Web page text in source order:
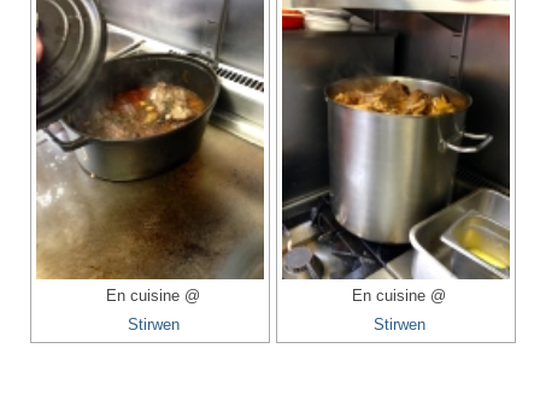
En cuisine @
Stirwen
En cuisine @
Stirwen